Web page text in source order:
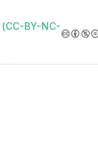
(CC-BY-NC-